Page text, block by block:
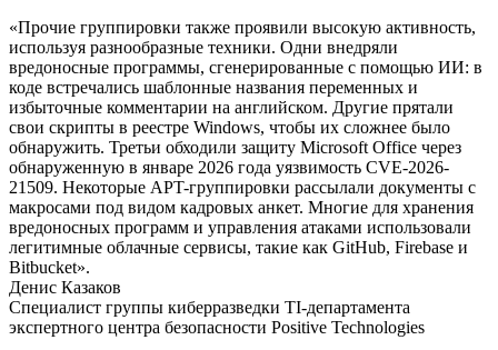
«Прочие группировки также проявили высокую активность,
используя разнообразные техники. Одни внедряли
вредоносные программы, сгенерированные с помощью ИИ: в
коде встречались шаблонные названия переменных и
избыточные комментарии на английском. Другие прятали
свои скрипты в реестре Windows, чтобы их сложнее было
обнаружить. Третьи обходили защиту Microsoft Office через
обнаруженную в январе 2026 года уязвимость CVE-2026-
21509. Некоторые APT-группировки рассылали документы с
макросами под видом кадровых анкет. Многие для хранения
вредоносных программ и управления атаками использовали
легитимные облачные сервисы, такие как GitHub, Firebase и
Bitbucket».
Денис Казаков
Специалист группы киберразведки TI-департамента
экспертного центра безопасности Positive Technologies